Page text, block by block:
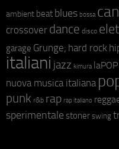
ambient beat blues bossa
crossover dance disco
garage Grunge; hard rock
italiani jazz kimura laPOP
nuova musica italiana
punk r&b rap rap italiano
sperimentale stoner swing